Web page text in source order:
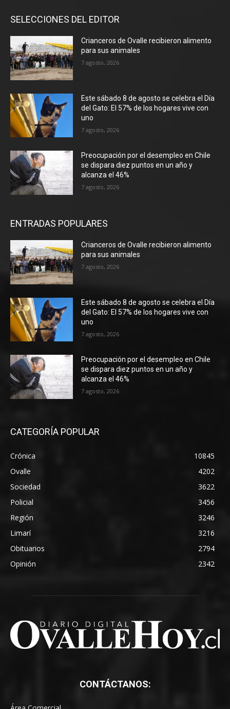
SELECCIONES DEL EDITOR
Crianceros de Ovalle recibieron alimento
para sus animales
7 agosto, 2026
Este sábado 8 de agosto se celebra el Día
del Gato: El 57% de los hogares vive con
uno
7 agosto, 2026
Preocupación por el desempleo en Chile
se dispara diez puntos en un año y
alcanza el 46%
7 agosto, 2026
ENTRADAS POPULARES
Crianceros de Ovalle recibieron alimento
para sus animales
7 agosto, 2026
Este sábado 8 de agosto se celebra el Día
del Gato: El 57% de los hogares vive con
uno
7 agosto, 2026
Preocupación por el desempleo en Chile
se dispara diez puntos en un año y
alcanza el 46%
7 agosto, 2026
CATEGORÍA POPULAR
Crónica
10845
Ovalle
4202
Sociedad
3622
Policial
3456
Región
3246
Limarí
3216
Obituarios
2794
Opinión
2342
CONTÁCTANOS: